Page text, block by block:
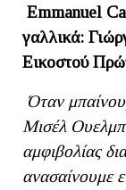
Emmanuel
γαλλικά:
Εικοστού
Όταν
Μισέλ
αμφιβολίας
ανασαίνουμε